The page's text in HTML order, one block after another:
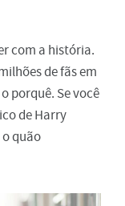
com a história.
de fãs em
porquê. Se você
de Harry
quão